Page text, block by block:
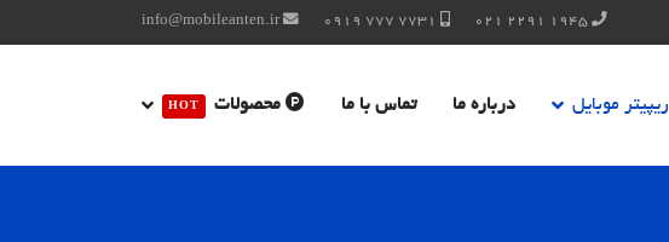
1945 2291 021
7731 777 0919
info@mobileanten.ir
ریپیتر موبایل درباره ما تماس با ما محصولات HOT